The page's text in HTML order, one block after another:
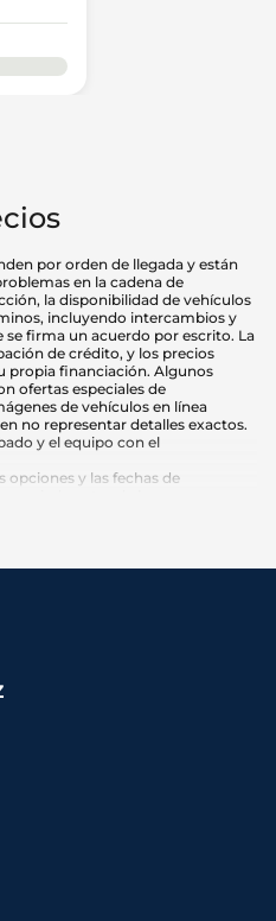
por orden de llegada y están
en la cadena de
la disponibilidad de vehículos
incluyendo intercambios y
se firma un acuerdo por escrito. La
de crédito, y los precios
propia financiación. Algunos
ofertas especiales de
de vehículos en línea
no representar detalles exactos.
y el equipo con el
opciones y las fechas de
en función de los hábitos de
opciones instaladas de fábrica,
MSRP, costos de
e incentivos aplicables para los
Pueden estar disponibles
según la elegibilidad. Estos
cambios según los programas
el equipo opcional
tarifa de documentación del
de Casa Autoplex, e
registro y tarifas de título.